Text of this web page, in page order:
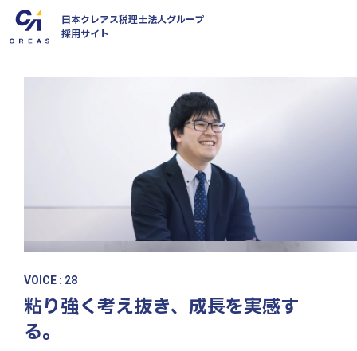
日本クレアス税理士法人グループ
採用サイト
キャリアについて
社風・文化について
VOICE : 28
粘り強く考え抜き、成長を実感す
る。